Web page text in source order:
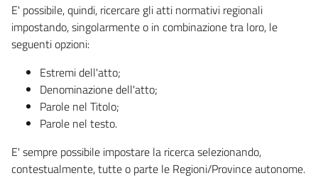
E' possibile, quindi, ricercare gli atti normativi regionali
impostando, singolarmente o in combinazione tra loro, le
seguenti opzioni:
Estremi dell'atto;
Denominazione dell'atto;
Parole nel Titolo;
Parole nel testo.
E' sempre possibile impostare la ricerca selezionando,
contestualmente, tutte o parte le Regioni/Province autonome.